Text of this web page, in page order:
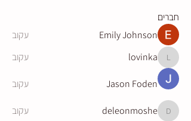
חברים
Emily Johnson
עקוב
lovinka
lovinka עקוב
Jason Foden עקוב
deleonmoshe
deleonmoshe עקוב